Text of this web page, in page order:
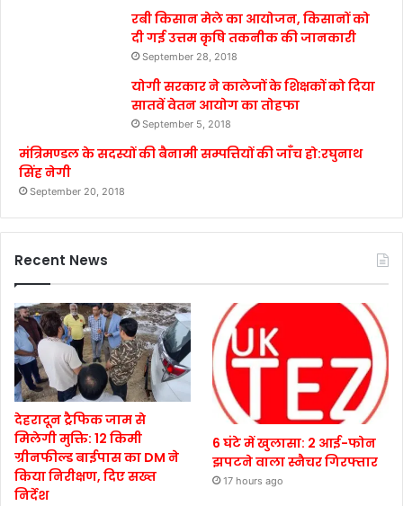
रबी किसान मेले का आयोजन, किसानों को
दी गई उत्तम कृषि तकनीक की जानकारी
September 28, 2018
योगी सरकार ने कालेजों के शिक्षकों को दिया
सातवें वेतन आयोग का तोहफा
September 5, 2018
मंत्रिमण्डल के सदस्यों की बैनामी सम्पत्तियों की जाँच हो:रघुनाथ
सिंह नेगी
September 20, 2018
Recent News
देहरादून ट्रैफिक जाम से
मिलेगी मुक्ति: 12 किमी
ग्रीनफील्ड बाईपास का DM ने
किया निरीक्षण, दिए सख्त
निर्देश
6 घंटे में खुलासा: 2 आई-फोन
झपटने वाला स्नैचर गिरफ्तार
17 hours ago